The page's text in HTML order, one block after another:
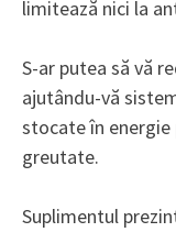
limitează nici la
S-ar putea să vă
ajutându-vă
stocate în energie
greutate.
Suplimentul